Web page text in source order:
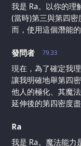
我是 Ra。以你的理
(當時)第三與第四
而，使用這個潛能
79.33
發問者
現在，為了確定我
讓我明確地舉第四
他人的極化、其魔
延伸後的第四密度
Ra
我是 Ra。魔法能力